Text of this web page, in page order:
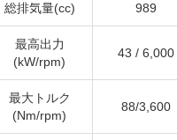
総排気量(cc) 989
最高出力
(kW/rpm)
43 / 6,000
最大トルク
(Nm/rpm)
88/3,600